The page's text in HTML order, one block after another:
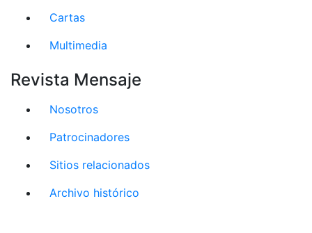
Cartas
Multimedia
Revista Mensaje
Nosotros
Patrocinadores
Sitios relacionados
Archivo histórico